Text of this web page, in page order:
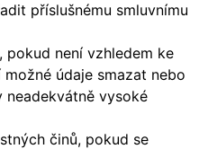
příslušnému smluvnímu
pokud není vzhledem ke
údaje smazat nebo
neadekvátně vysoké
činů, pokud se